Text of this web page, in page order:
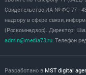
Свидетельство ИА № ФС 77 -
надзору в сфере связи,
(Роскомнадзор). Директор:
admin@media73.ru. Телефон
Разработано в MST digital